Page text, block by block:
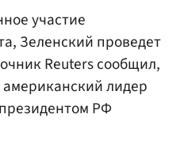
участие
Зеленский проведет
Reuters сообщил,
американский лидер
РФ